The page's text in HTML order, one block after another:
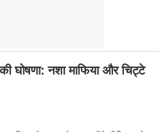
नशा माफिया और चिट्टे